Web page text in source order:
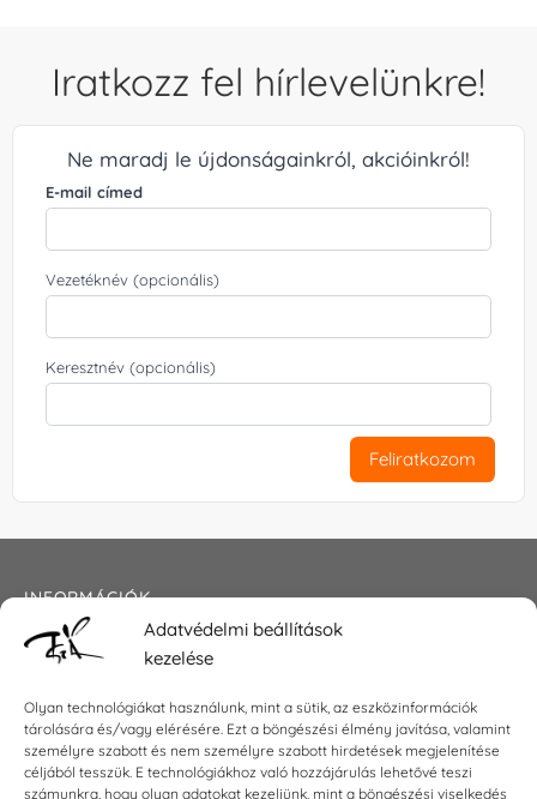
Adatvédelmi beállítások
kezelése
Olyan technológiákat használunk, mint a sütik, az eszközinformációk
tárolására és/vagy elérésére. Ezt a böngészési élmény javítása, valamint
személyre szabott és nem személyre szabott hirdetések megjelenítése
céljából tesszük. E technológiákhoz való hozzájárulás lehetővé teszi
számunkra, hogy olyan adatokat kezeljünk, mint a böngészési viselkedés
Iratkozz fel hírlevelünkre!
Ne maradj le újdonságainkról, akcióinkról!
E-mail címed
Vezetéknév (opcionális)
Keresztnév (opcionális)
Feliratkozom
INFORMÁCIÓK
Általános szerződési feltételek
Impresszum